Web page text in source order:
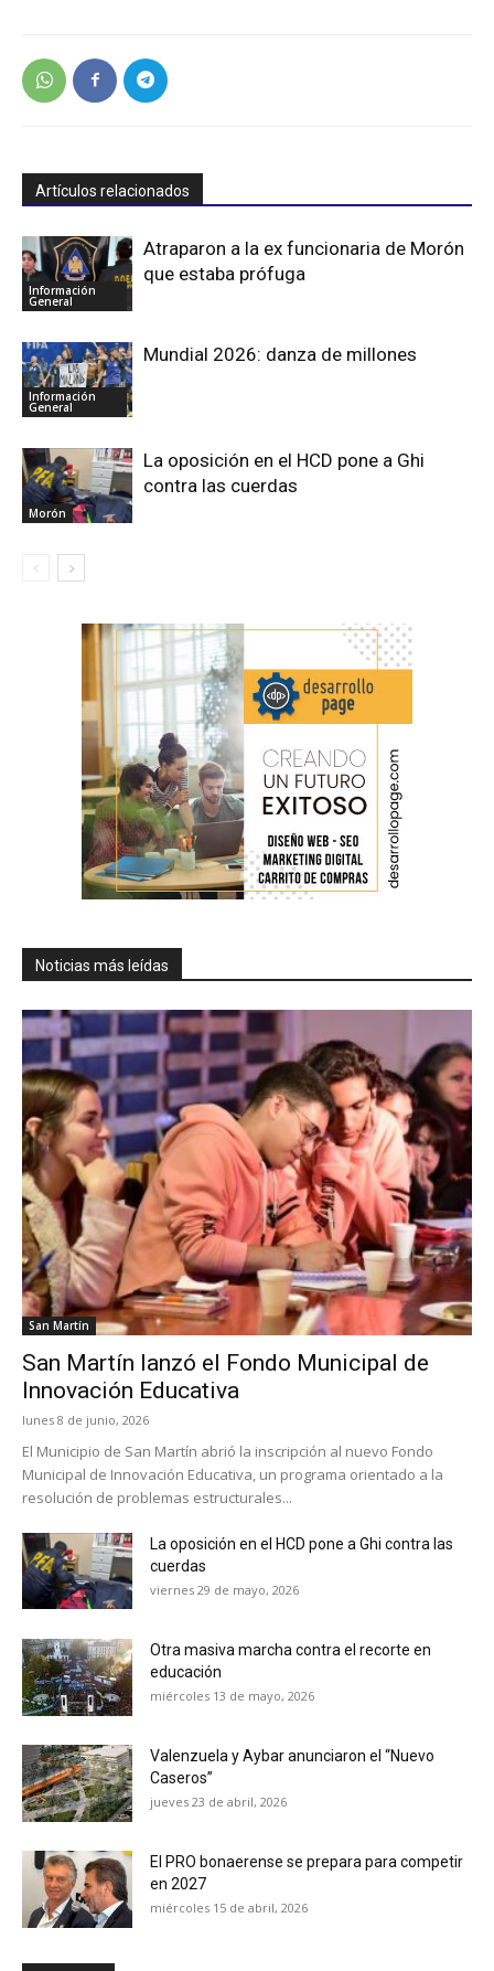
Artículos relacionados
Información
General
Atraparon a la ex funcionaria de Morón
que estaba prófuga
Información
General
Mundial 2026: danza de millones
Morón
La oposición en el HCD pone a Ghi
contra las cuerdas
Noticias más leídas
San Martín
San Martín lanzó el Fondo Municipal de
Innovación Educativa
lunes 8 de junio, 2026
El Municipio de San Martín abrió la inscripción al nuevo Fondo
Municipal de Innovación Educativa, un programa orientado a la
resolución de problemas estructurales...
La oposición en el HCD pone a Ghi contra las
cuerdas
viernes 29 de mayo, 2026
Otra masiva marcha contra el recorte en
educación
miércoles 13 de mayo, 2026
Valenzuela y Aybar anunciaron el “Nuevo
Caseros”
jueves 23 de abril, 2026
El PRO bonaerense se prepara para competir
en 2027
miércoles 15 de abril, 2026